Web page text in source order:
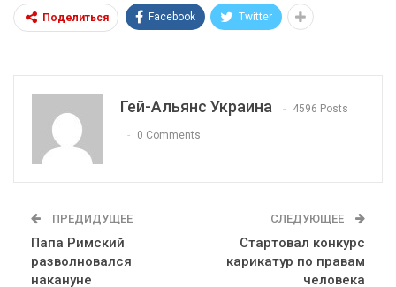
Поделиться Facebook Twitter
Гей-Альянс Украина 4596 Posts
0 Comments
ПРЕДИДУЩЕЕ
Папа Римский
разволновался
накануне
СЛЕДУЮЩЕЕ
Стартовал конкурс
карикатур по правам
человека